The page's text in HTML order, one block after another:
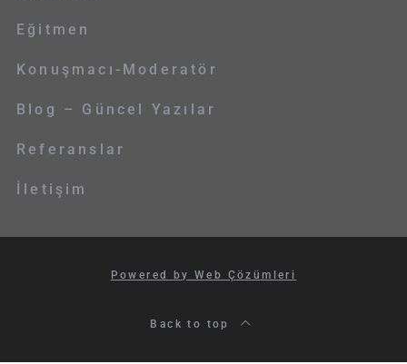
Eğitmen
Konuşmacı-Moderatör
Blog – Güncel Yazılar
Referanslar
İletişim
Powered by Web Çözümleri
Back to top